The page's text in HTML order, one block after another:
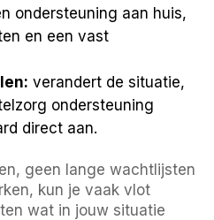
ondersteuning aan huis,
en een vast
verandert de situatie,
ondersteuning
direct aan.
geen lange wachtlijsten
kun je vaak vlot
wat in jouw situatie